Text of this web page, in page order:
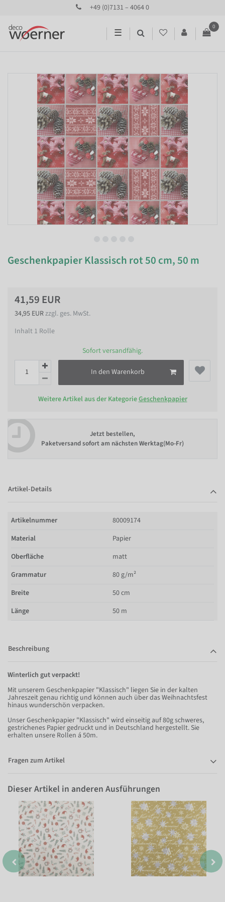
+49 (0)7131 – 4064 0
☰
0
Geschenkpapier Klassisch rot 50 cm, 50 m
41,59 EUR
34,95 EURzzgl. ges. MwSt.
Inhalt 1 Rolle
Sofort versandfähig.
In den Warenkorb
Weitere Artikel aus der KategorieGeschenkpapier
Jetzt bestellen,
Paketversand sofort am nächsten Werktag(Mo-Fr)
Artikel-Details
Artikelnummer
80009174
Material
Papier
Oberfläche
matt
Grammatur
80 g/m²
Breite
50 cm
Länge
50 m
Beschreibung
Winterlich gut verpackt!
Mit unserem Geschenkpapier "Klassisch" liegen Sie in der kalten
Jahreszeit genau richtig und können auch über das Weihnachtsfest
hinaus wunderschön verpacken.
Unser Geschenkpapier "Klassisch" wird einseitig auf 80g schweres,
gestrichenes Papier gedruckt und in Deutschland hergestellt. Sie
erhalten unsere Rollen á 50m.
Fragen zum Artikel
Dieser Artikel in anderen Ausführungen